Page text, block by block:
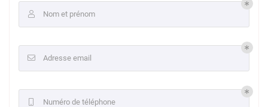
 Nom et prénom
 Adresse email
Numéro de téléphone